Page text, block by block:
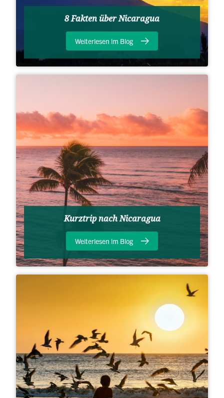
8 Fakten über Nicaragua
Weiterlesen im Blog
Kurztrip nach Nicaragua
Weiterlesen im Blog